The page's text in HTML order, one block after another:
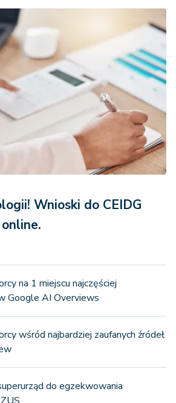
Wnioski do CEIDG
na 1 miejscu najczęściej
Google AI Overviews
wśród najbardziej zaufanych źródeł
do egzekwowania